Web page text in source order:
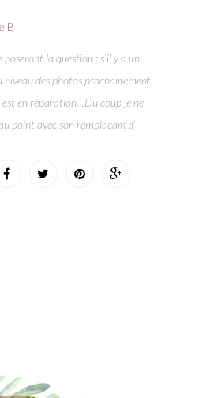
B
poseront la question ; s’il y a un
niveau des photos prochainement,
est en réparation…Du coup je ne
point avec son remplaçant :(